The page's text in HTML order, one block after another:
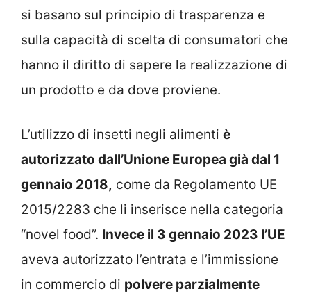
si basano sul principio di trasparenza e
sulla capacità di scelta di consumatori che
hanno il diritto di sapere la realizzazione di
un prodotto e da dove proviene.
L’utilizzo di insetti negli alimenti è
autorizzato dall’Unione Europea già dal 1
gennaio 2018, come da Regolamento UE
2015/2283 che li inserisce nella categoria
“novel food”. Invece il 3 gennaio 2023 l’UE
aveva autorizzato l’entrata e l’immissione
in commercio di polvere parzialmente